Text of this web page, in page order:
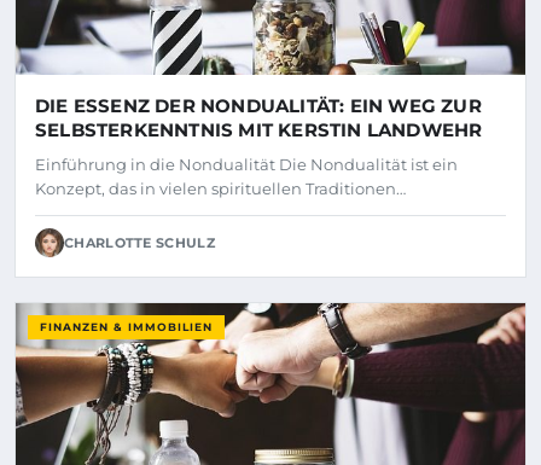
DIE ESSENZ DER NONDUALITÄT: EIN WEG ZUR
SELBSTERKENNTNIS MIT KERSTIN LANDWEHR
Einführung in die Nondualität Die Nondualität ist ein
Konzept, das in vielen spirituellen Traditionen…
CHARLOTTE SCHULZ
FINANZEN & IMMOBILIEN